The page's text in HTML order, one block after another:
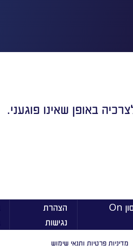
באופן שאינו פוגעני.
יהוד מונוסון On
הצהרת
נגישות
מדיניות פרטיות ותנאי שימוש